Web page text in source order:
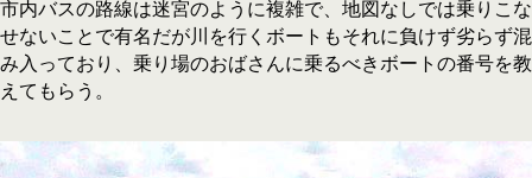
市内バスの路線は迷宮のように複雑で、地図なしでは乗りこな
せないことで有名だが川を行くボートもそれに負けず劣らず混
み入っており、乗り場のおばさんに乗るべきボートの番号を教
えてもらう。